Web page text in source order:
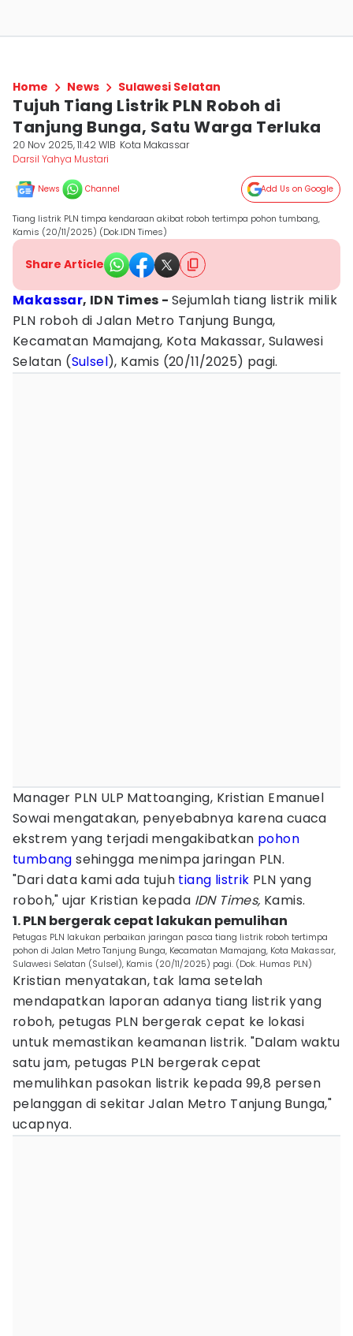
Home News Sulawesi Selatan
Tujuh Tiang Listrik PLN Roboh di
Tanjung Bunga, Satu Warga Terluka
20 Nov 2025, 11:42 WIB Kota Makassar
Darsil Yahya Mustari
News Channel Add Us on Google
Tiang listrik PLN timpa kendaraan akibat roboh tertimpa pohon tumbang,
Kamis (20/11/2025) (Dok.IDN Times)
Share Article
Makassar, IDN Times - Sejumlah tiang listrik milik
PLN roboh di Jalan Metro Tanjung Bunga,
Kecamatan Mamajang, Kota Makassar, Sulawesi
Selatan (Sulsel), Kamis (20/11/2025) pagi.
Manager PLN ULP Mattoanging, Kristian Emanuel
Sowai mengatakan, penyebabnya karena cuaca
ekstrem yang terjadi mengakibatkan pohon
tumbang sehingga menimpa jaringan PLN.
"Dari data kami ada tujuh tiang listrik PLN yang
roboh," ujar Kristian kepada IDN Times, Kamis.
1. PLN bergerak cepat lakukan pemulihan
Petugas PLN lakukan perbaikan jaringan pasca tiang listrik roboh tertimpa
pohon di Jalan Metro Tanjung Bunga, Kecamatan Mamajang, Kota Makassar,
Sulawesi Selatan (Sulsel), Kamis (20/11/2025) pagi. (Dok. Humas PLN)
Kristian menyatakan, tak lama setelah
mendapatkan laporan adanya tiang listrik yang
roboh, petugas PLN bergerak cepat ke lokasi
untuk memastikan keamanan listrik. "Dalam waktu
satu jam, petugas PLN bergerak cepat
memulihkan pasokan listrik kepada 99,8 persen
pelanggan di sekitar Jalan Metro Tanjung Bunga,"
ucapnya.